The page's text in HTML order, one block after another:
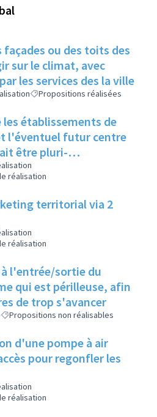
ou des toits des
sur le climat, avec
les services des la ville
Propositions réalisées
l'éventuel futur centre
être pluri-
réalisation
territorial via 2
réalisation
l'entrée/sortie du
qui est périlleuse, afin
de trop s'avancer
Propositions non réalisables
d'une pompe à air
pour regonfler les
réalisation